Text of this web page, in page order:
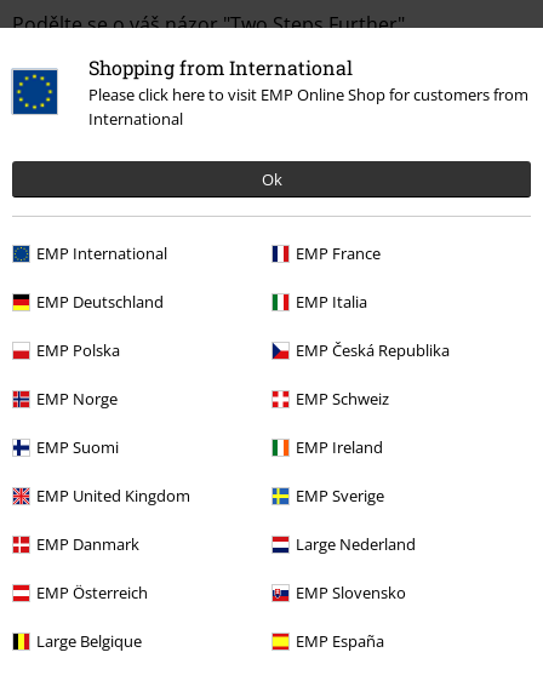
Shopping from International
Please click here to visit EMP Online Shop for customers from
International
Ok
EMP International EMP France
EMP Deutschland EMP Italia
EMP Polska EMP Česká Republika
EMP Norge EMP Schweiz
EMP Suomi EMP Ireland
EMP United Kingdom EMP Sverige
EMP Danmark Large Nederland
EMP Österreich EMP Slovensko
Large Belgique EMP España
Podělte se o váš názor "Two Steps Further".
Napsat hodnocení
How do reviews work?
Třídit podle
Datum Nápomocný
Publikováno: Pondělí, 01.05.2017
Doporučuji
Ověřená recenze